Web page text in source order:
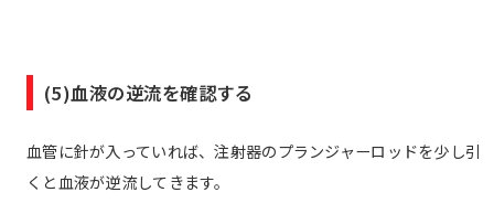
(5)血液の逆流を確認する
血管に針が入っていれば、注射器のプランジャーロッドを少し引
くと血液が逆流してきます。